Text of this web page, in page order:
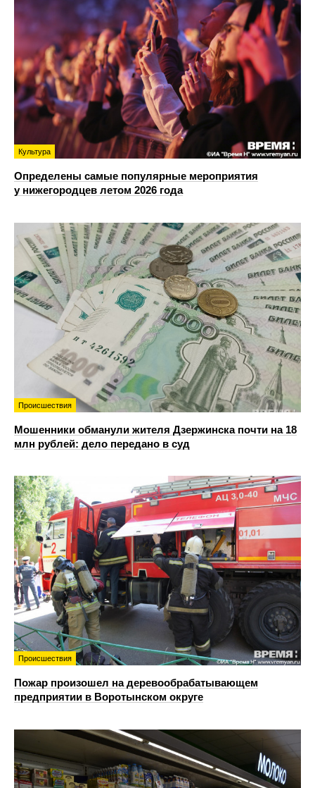
Культура
Определены самые популярные мероприятия
у нижегородцев летом 2026 года
Происшествия
Мошенники обманули жителя Дзержинска почти на 18
млн рублей: дело передано в суд
Происшествия
Пожар произошел на деревообрабатывающем
предприятии в Воротынском округе